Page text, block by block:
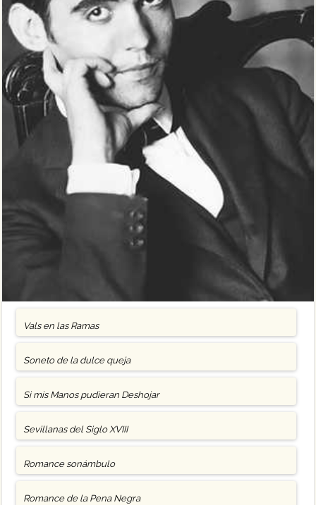
Vals en las Ramas
Soneto de la dulce queja
Si mis Manos pudieran Deshojar
Sevillanas del Siglo XVIII
Romance sonámbulo
Romance de la Pena Negra